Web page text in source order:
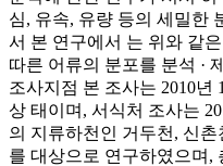
심, 유속, 유량 등의 세밀한
서 본 연구에서 는 위와 같
따른 어류의 분포를 분석 ·
조사지점 본 조사는 2010년
상 태이며, 서식처 조사는
의 지류하천인 거두천, 신
를 대상으로 연구하였으며,